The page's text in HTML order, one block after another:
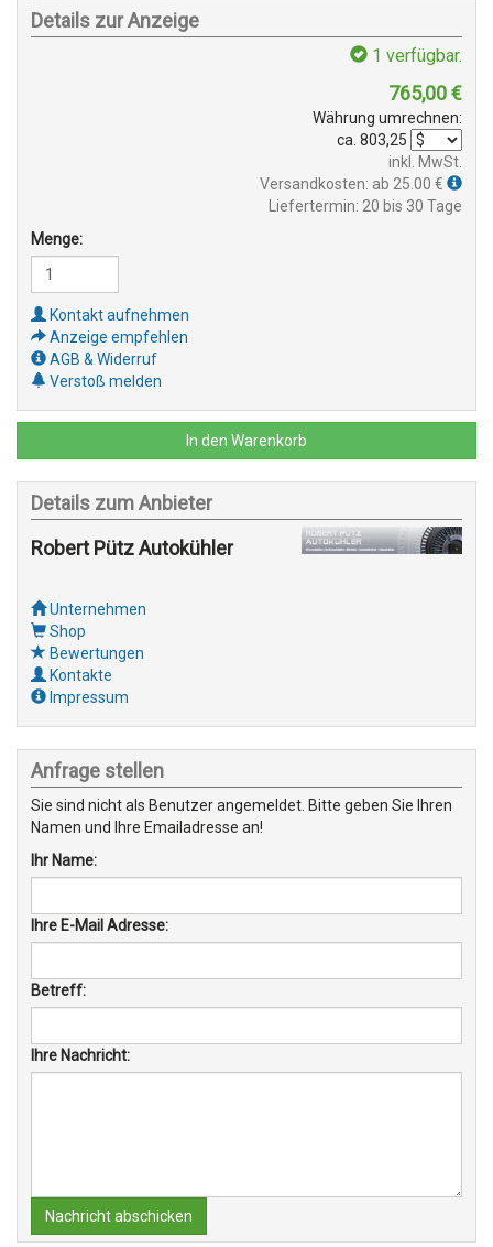
Details zur Anzeige
1 verfügbar.
765,00€
Währung umrechnen:
ca. 803,25
inkl. MwSt.
Versandkosten: ab 25.00 €
Liefertermin: 20 bis 30 Tage
Menge:
Kontakt aufnehmen
Anzeige empfehlen
AGB & Widerruf
Verstoß melden
In den Warenkorb
Details zum Anbieter
Robert Pütz Autokühler
Unternehmen
Shop
Bewertungen
Kontakte
Impressum
Anfrage stellen
Sie sind nicht als Benutzer angemeldet. Bitte geben Sie Ihren
Namen und Ihre Emailadresse an!
Ihr Name:
Ihre E-Mail Adresse:
Betreff:
Ihre Nachricht:
Nachricht abschicken